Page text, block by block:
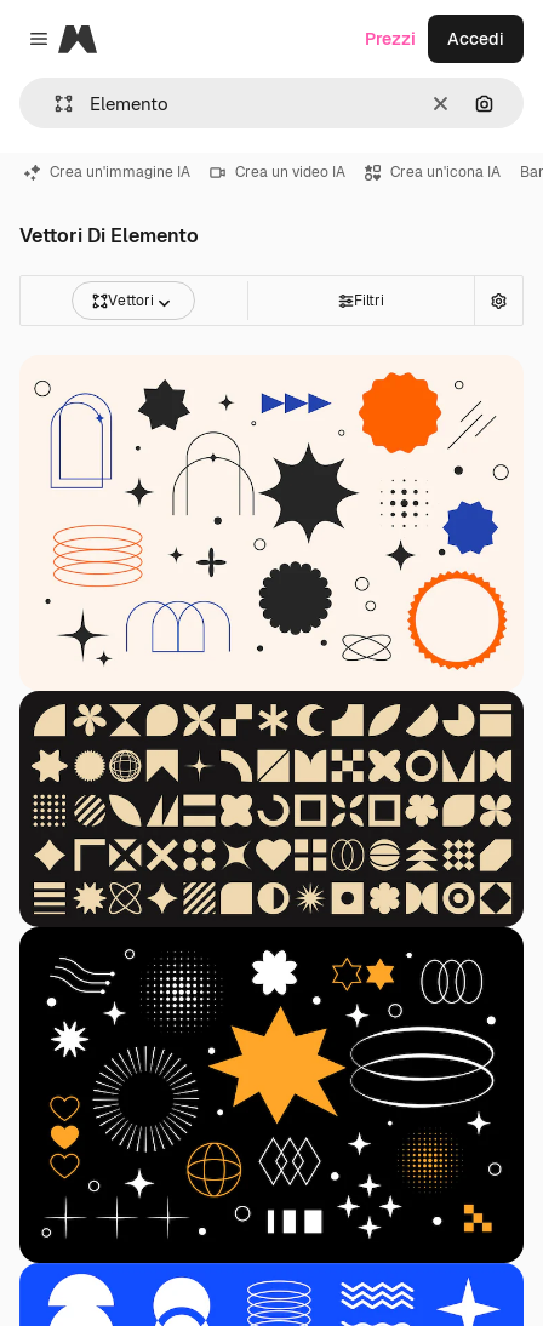
Close menu
Magnific
CancellaCerca
Prezzi Accedi
Crea un'immagine IA Crea un video IA Crea un'icona IA
Vettori Di Elemento
Vettori Filtri